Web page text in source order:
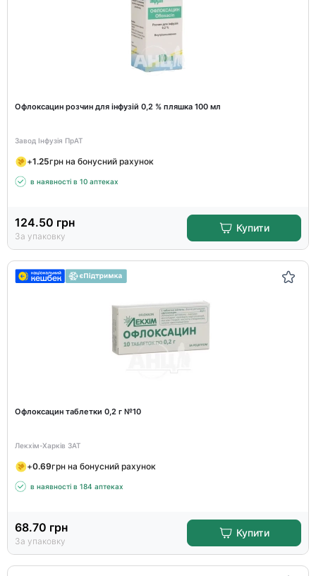
Офлоксацин розчин для інфузій 0,2 % пляшка 100 мл
Завод Інфузія ПрАТ
+1.25грн на бонусний рахунок
в наявності в 10 аптеках
124.50 грн
За упаковку
Купити
Офлоксацин таблетки 0,2 г №10
Лекхім-Харків ЗАТ
+0.69грн на бонусний рахунок
в наявності в 184 аптеках
68.70 грн
За упаковку
Купити